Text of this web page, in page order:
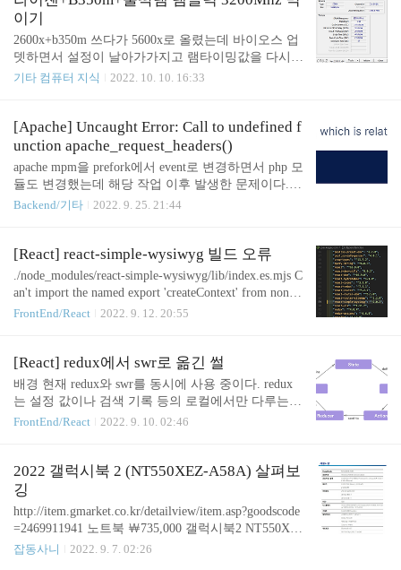
한다. (30~40%정도의 메모리를 사용하고 프로세스
의 갯수도 매우 많다) 나 역시 이 문제를 해결하기 위
해 event기반 mpm으로 변경했다. mpm은 어떤 종류
가 있을까? 종류별로 어떤 장단점이 있을까? 어떻게
변경할 수 있을까? 한번 알아보자 Apache mpm prefor
이기
2600x+b350m 쓰다가 5600x로 올렸는데 바이오스 업
뎃하면서 설정이 날아가가지고 램타이밍값을 다시
잡기 어려웠다. 왜냐면 18년도에 램값개비쌀때 싼거
않는데, 너도 뿔딱이라면 아래 값으로 한번 3200에
도전해보기 바란다. 설정값 램타이밍: 18-20-20-20-40
램클럭: 3200Mhz 램전압: 1.25V 램전압은 맨날 1.3,
1.35주다가 라이젠은 오히려 전압을 낮게 줬을때 오
버가 잘먹는다는 글을 봐서 1.25로 해봤더니 잘되더
라~
기타 컴퓨터 지식 2022. 10. 10. 16:33
[Apache] Uncaught Error: Call to undefined f
unction apache_request_headers()
apache mpm을 prefork에서 event로 변경하면서 php 모
듈도 변경했는데 해당 작업 이후 발생한 문제이다. U
ncaught Error: Call to undefined function apache_reques
s() 함수가 지원되지 않는다. apache-php 연결 모듈에
따라 지원 여부가 갈린다. + 이것도 좀 웃긴게 php 공
식 문서에서도 어떤 페이지는 모듈 연결 방식에 상관
없이 모두 된다고 하고 또다른 페이지에서는 안된다
고 나온다. + 정확한 것은 php_info()를 호출해서 지
하게도 apa..
Backend/기타 2022. 9. 25. 21:44
[React] react-simple-wysiwyg 빌드 오류
./node_modules/react-simple-wysiwyg/lib/index.es.mjs C
an't import the named export 'createContext' from non E
cmaScript module (only default export is available) 원래
-wysiwyg GitHub - megahertz/react-simple-wysiwyg: Si
mple and lightweight React WYSIWYG editor Simple a
nd lightweight React WYSIWYG editor. Contribute ..
FrontEnd/React 2022. 9. 12. 20:55
[React] redux에서 swr로 옮긴 썰
배경 현재 redux와 swr를 동시에 사용 중이다. redux
는 설정 값이나 검색 기록 등의 로컬에서만 다루는
상태들을 관리하는데 사용하고 있고, swr에는 서버로
모든 전역 상태를 관리했었지만, 캐시 관리 등의 문
제로 서버에서 받아오는 데이터는 swr로 이관한 상태
였다. 그러나 redux의 높은 복잡성과 swr의 단순함을
보면서 로컬 값도 swr로 관리하면 안될까 하는 생각
을 하게 되었다. redux의 라이프사이클에서 알 수 있
듯 보면 redux에서 새로운 상태를 다루고자 할 때 새
FrontEnd/React 2022. 9. 10. 02:46
2022 갤럭시북 2 (NT550XEZ-A58A) 살펴보
깅
http://item.gmarket.co.kr/detailview/item.asp?goodscode
=2469911941 노트북 ￦735,000 갤럭시북2 NT550XE
Z-A58A 최종57만 인텔12세대 대학생추천 인강용 교
잡동사니 2022. 9. 7. 02:26